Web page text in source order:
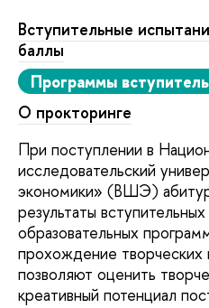
Вступительные
баллы
Программы
О прокторинге
При поступлении в
исследовательский
экономики» (ВШЭ)
результаты
образовательных
прохождение творческих
позволяют оценить
креативный потенциал